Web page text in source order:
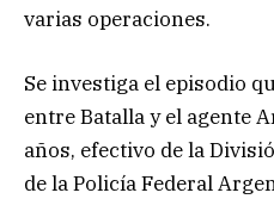
varias operaciones.
Se investiga el episodio
entre Batalla y el agente
años, efectivo de la
de la Policía Federal